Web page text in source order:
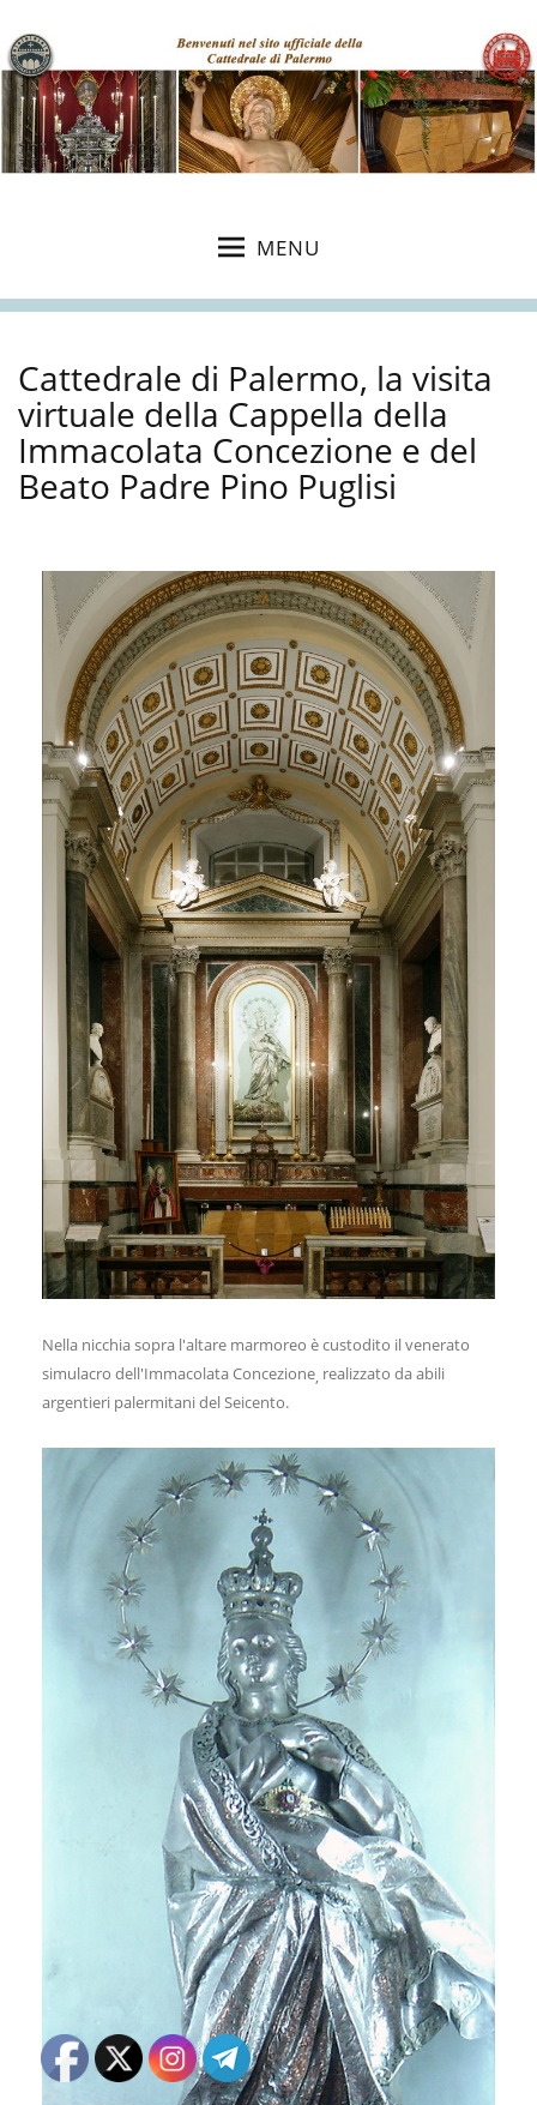
MENU
Cattedrale di Palermo, la visita
virtuale della Cappella della
Immacolata Concezione e del
Beato Padre Pino Puglisi
Nella nicchia sopra l'altare marmoreo è custodito il venerato
simulacro dell'Immacolata Concezione, realizzato da abili
argentieri palermitani del Seicento.